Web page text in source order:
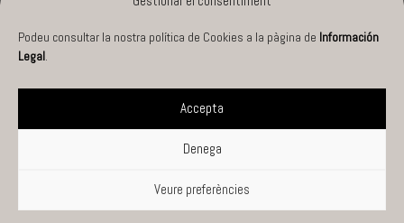
Podeu consultar la nostra política de Cookies a la pàgina de Información
Legal
Accepta
Denega
Veure preferències
PROJECTES
SERVEIS
Info legal